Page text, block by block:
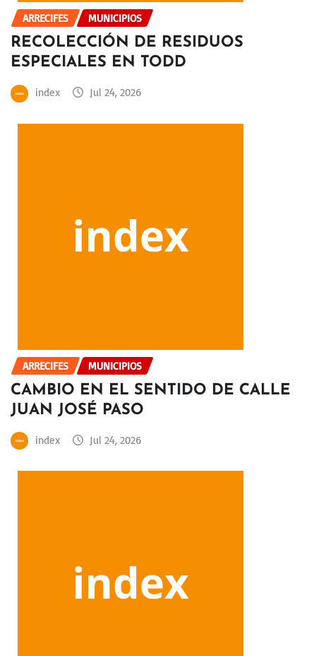
ARRECIFES MUNICIPIOS
RECOLECCIÓN DE RESIDUOS
ESPECIALES EN TODD
index Jul 24, 2026
ARRECIFES MUNICIPIOS
CAMBIO EN EL SENTIDO DE CALLE
JUAN JOSÉ PASO
index Jul 24, 2026